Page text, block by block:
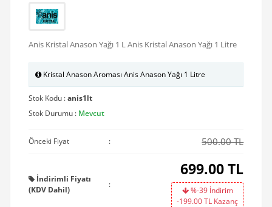
Anis Kristal Anason Yağı 1 L Anis Kristal Anason Yağı 1 Litre
Kristal Anason Aroması Anis Anason Yağı 1 Litre
Stok Kodu :anis1lt
Stok Durumu : Mevcut
Önceki Fiyat : 500.00 TL
İndirimli Fiyatı
(KDV Dahil)
:
699.00TL
%-39 İndirim
-199.00TL Kazanç